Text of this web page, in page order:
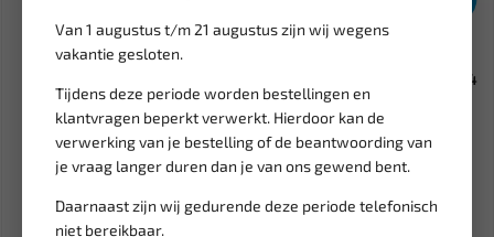
Van 1 augustus t/m 21 augustus zijn wij wegens
vakantie gesloten.
Tijdens deze periode worden bestellingen en
klantvragen beperkt verwerkt. Hierdoor kan de
verwerking van je bestelling of de beantwoording van
je vraag langer duren dan je van ons gewend bent.
Daarnaast zijn wij gedurende deze periode telefonisch
niet bereikbaar.
Resistorx T20H t/m T55H
3086...
23,81
28,01
Ex. btw: € 19,68
BGS Timingset Alfa Romeo 1.4
/ 1.6 / 1.8 / 2.0 Twi...
83,67
98,43
Ex. btw: € 69,15